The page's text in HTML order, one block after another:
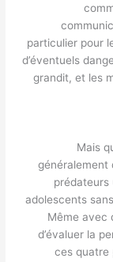
particulier pour
d’éventuels
grandit, et les
Mais
généralement
prédateurs
adolescents
Même avec
d’évaluer la
ces quatre